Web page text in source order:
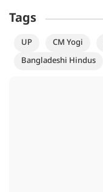
Tags
UP CM Yogi
Bangladeshi Hindus